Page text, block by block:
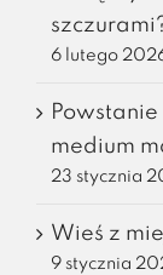
6 lutego
Powstanie
medium
23 stycznia
Wieś z
9 stycznia